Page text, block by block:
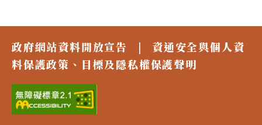
政府網站資料開放宣告 |
資通安全與個人資
料保護政策、目標及隱私權保護聲明